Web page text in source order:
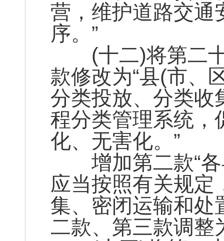
营，维护道路交通
序。”
(十二)将第二十
款修改为“县(市、
分类投放、分类收
程分类管理系统，
化、无害化。”
增加第二款“各
应当按照有关规定
集、密闭运输和处
二款、第三款调整